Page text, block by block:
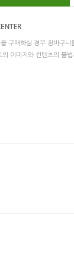
구매하실 경우 장바구니
의 이미지와 컨텐츠의 불법